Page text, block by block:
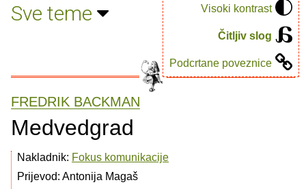
Visoki kontrast
Čitljiv slog
Podcrtane poveznice
Sve teme
FREDRIK BACKMAN
Medvedgrad
Nakladnik: Fokus komunikacije
Prijevod: Antonija Magaš